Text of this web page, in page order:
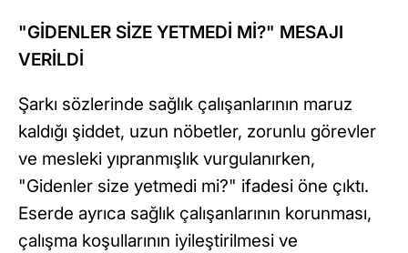
"GİDENLER SİZE YETMEDİ Mİ?" MESAJI
VERİLDİ
Şarkı sözlerinde sağlık çalışanlarının maruz
kaldığı şiddet, uzun nöbetler, zorunlu görevler
ve mesleki yıpranmışlık vurgulanırken,
"Gidenler size yetmedi mi?" ifadesi öne çıktı.
Eserde ayrıca sağlık çalışanlarının korunması,
çalışma koşullarının iyileştirilmesi ve